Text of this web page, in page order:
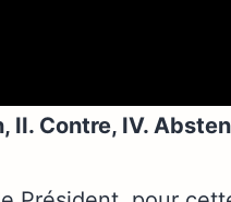
Contre, IV.